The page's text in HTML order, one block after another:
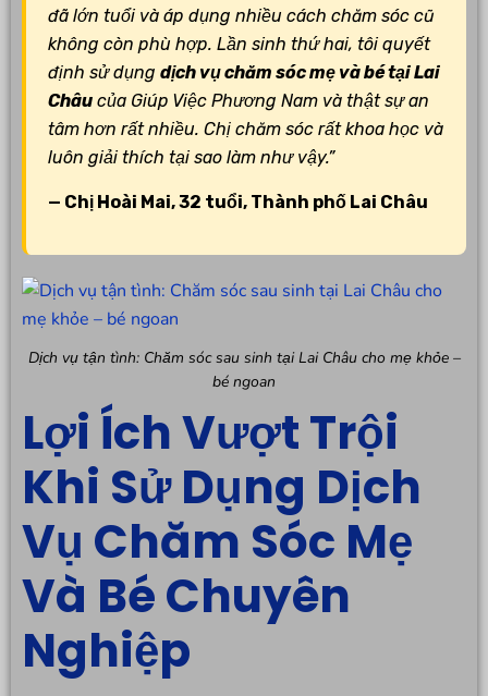
đã lớn tuổi và áp dụng nhiều cách chăm sóc cũ
không còn phù hợp. Lần sinh thứ hai, tôi quyết
định sử dụng dịch vụ chăm sóc mẹ và bé tại Lai
Châu của Giúp Việc Phương Nam và thật sự an
tâm hơn rất nhiều. Chị chăm sóc rất khoa học và
luôn giải thích tại sao làm như vậy.”
— Chị Hoài Mai, 32 tuổi, Thành phố Lai Châu
Dịch vụ tận tình: Chăm sóc sau sinh tại Lai Châu cho mẹ khỏe –
bé ngoan
Lợi Ích Vượt Trội
Khi Sử Dụng Dịch
Vụ Chăm Sóc Mẹ
Và Bé Chuyên
Nghiệp